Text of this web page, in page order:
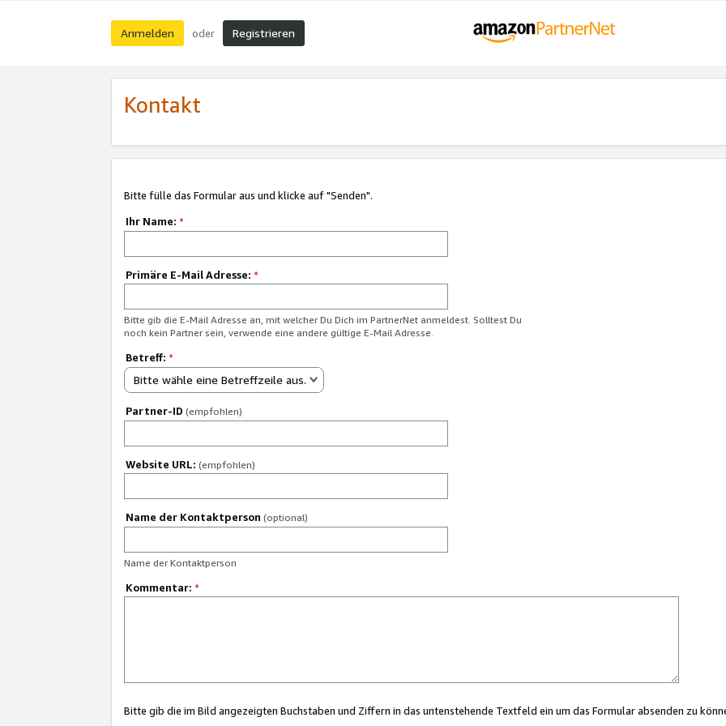
Anmelden oder Registrieren
Kontakt
Bitte fülle das Formular aus und klicke auf "Senden".
Ihr Name: *
Primäre E-Mail Adresse: *
Bitte gib die E-Mail Adresse an, mit welcher Du Dich im PartnerNet anmeldest. Solltest Du
noch kein Partner sein, verwende eine andere gültige E-Mail Adresse.
Betreff: *
Bitte wähle eine Betreffzeile aus.
Partner-ID (empfohlen)
Website URL: (empfohlen)
Name der Kontaktperson (optional)
Name der Kontaktperson
Kommentar: *
Bitte gib die im Bild angezeigten Buchstaben und Ziffern in das untenstehende Textfeld ein um das Formular absenden zu